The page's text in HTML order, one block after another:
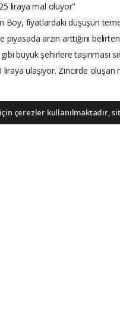
liraya mal oluyor"
fiyatlardaki düşüşün
piyasada arzın arttığını
büyük şehirlere taşınması
ulaşıyor. Zincirde
çerezler kullanılmaktadır,